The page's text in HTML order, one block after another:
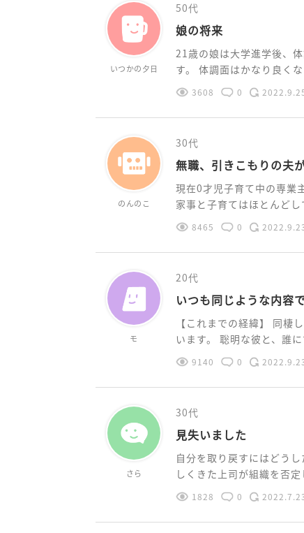
いつかの夕日
50代
娘の将来
21歳の娘は大学進学後、
す。 体調面はかなり良く
3608 0
のんのこ
30代
無職、引きこもりの夫
現在0才児子育て中の専業
家事と子育てはほとんど
8465 0
モ
20代
いつも同じような内容
【これまでの経緯】 同棲
います。 聡明な彼と、誰
9140 0
さら
30代
見失いました
自分を取り戻すにはどう
しくきた上司が組織を否
1828 0